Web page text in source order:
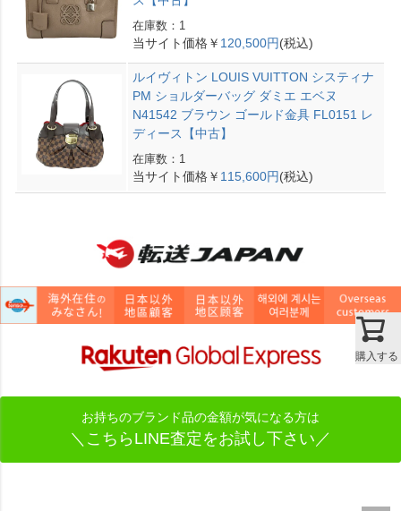
購入する
在庫数：1
当サイト価格￥ 120,500円(税込)
ルイヴィトン LOUIS VUITTON システィナ
PM ショルダーバッグ ダミエ エベヌ
N41542 ブラウン ゴールド金具 FL0151 レ
ディース【中古】
在庫数：1
当サイト価格￥ 115,600円(税込)
お持ちのブランド品の金額が気になる方は
＼こちらLINE査定をお試し下さい／